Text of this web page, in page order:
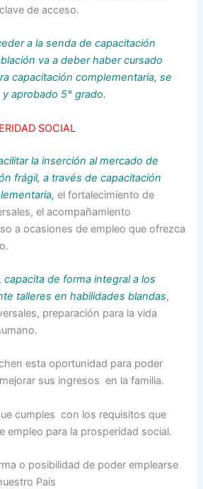
de acceso.
a la senda de capacitación
va a deber haber cursado
capacitación complementaria, se
aprobado 5° grado.
SOCIAL
la inserción al mercado de
frágil, a través de capacitación
, el fortalecimiento de
el acompañamiento
a ocasiones de empleo que ofrezca
capacita de forma integral a los
talleres en habilidades blandas,
preparación para la vida
esta oportunidad para poder
sus ingresos en la familia.
cumples con los requisitos que
empleo para la prosperidad social.
o posibilidad de poder emplearse
País